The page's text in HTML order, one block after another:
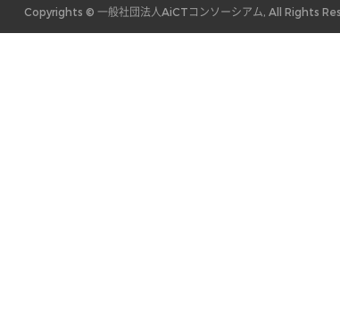
Copyrights © 一般社団法人AiCTコンソーシアム, All Rights